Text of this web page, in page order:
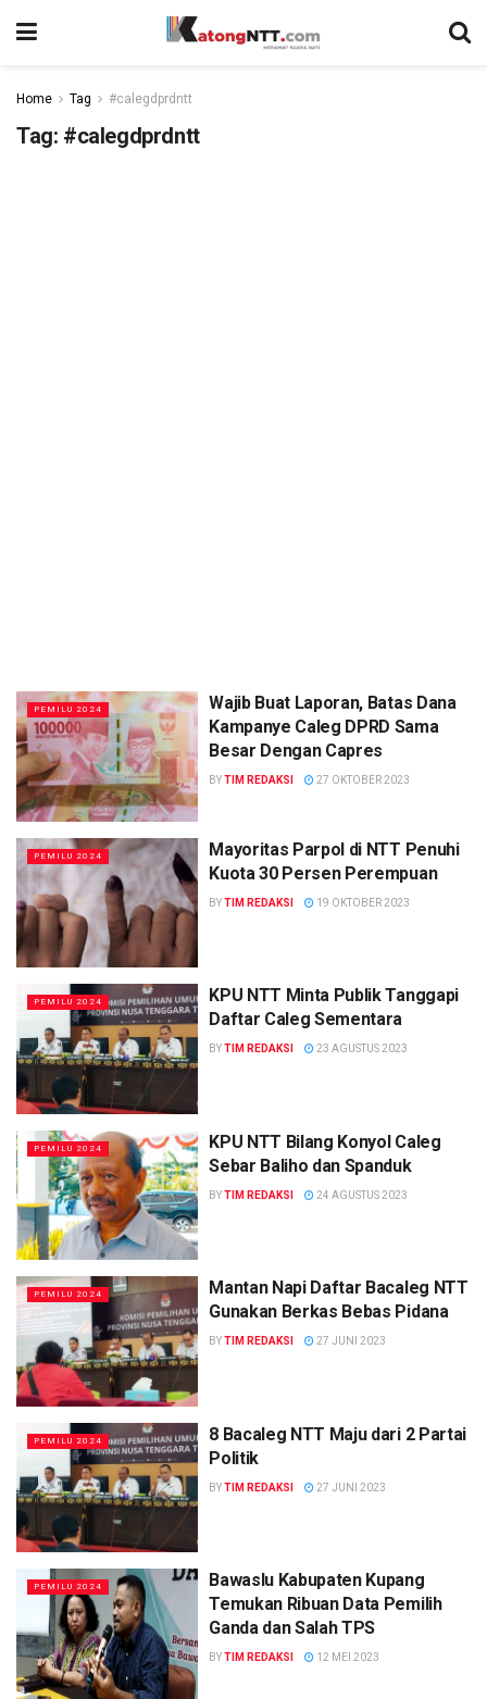
Home Tag #calegdprdntt
Tag: #calegdprdntt
PEMILU 2024
Wajib Buat Laporan, Batas Dana
Kampanye Caleg DPRD Sama
Besar Dengan Capres
BYTIM REDAKSI 27 OKTOBER 2023
PEMILU 2024
Mayoritas Parpol di NTT Penuhi
Kuota 30 Persen Perempuan
BYTIM REDAKSI 19 OKTOBER 2023
PEMILU 2024
KPU NTT Minta Publik Tanggapi
Daftar Caleg Sementara
BYTIM REDAKSI 23 AGUSTUS 2023
PEMILU 2024
KPU NTT Bilang Konyol Caleg
Sebar Baliho dan Spanduk
BYTIM REDAKSI 24 AGUSTUS 2023
PEMILU 2024
Mantan Napi Daftar Bacaleg NTT
Gunakan Berkas Bebas Pidana
BYTIM REDAKSI 27 JUNI 2023
PEMILU 2024
8 Bacaleg NTT Maju dari 2 Partai
Politik
BYTIM REDAKSI 27 JUNI 2023
PEMILU 2024
Bawaslu Kabupaten Kupang
Temukan Ribuan Data Pemilih
Ganda dan Salah TPS
BYTIM REDAKSI 12 MEI 2023